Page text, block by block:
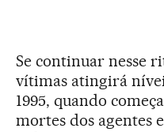
Se continuar nesse
vítimas atingirá
1995, quando
mortes dos agentes